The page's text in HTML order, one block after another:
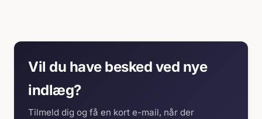
Vil du have besked ved nye
indlæg?
Tilmeld dig og få en kort e-mail, når der